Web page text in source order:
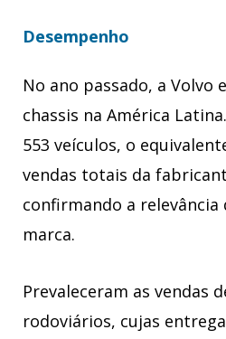
Desempenho
No ano passado, a Volvo
chassis na América
553 veículos, o
vendas totais da
confirmando a relevância
marca.
Prevaleceram as vendas
rodoviários, cujas